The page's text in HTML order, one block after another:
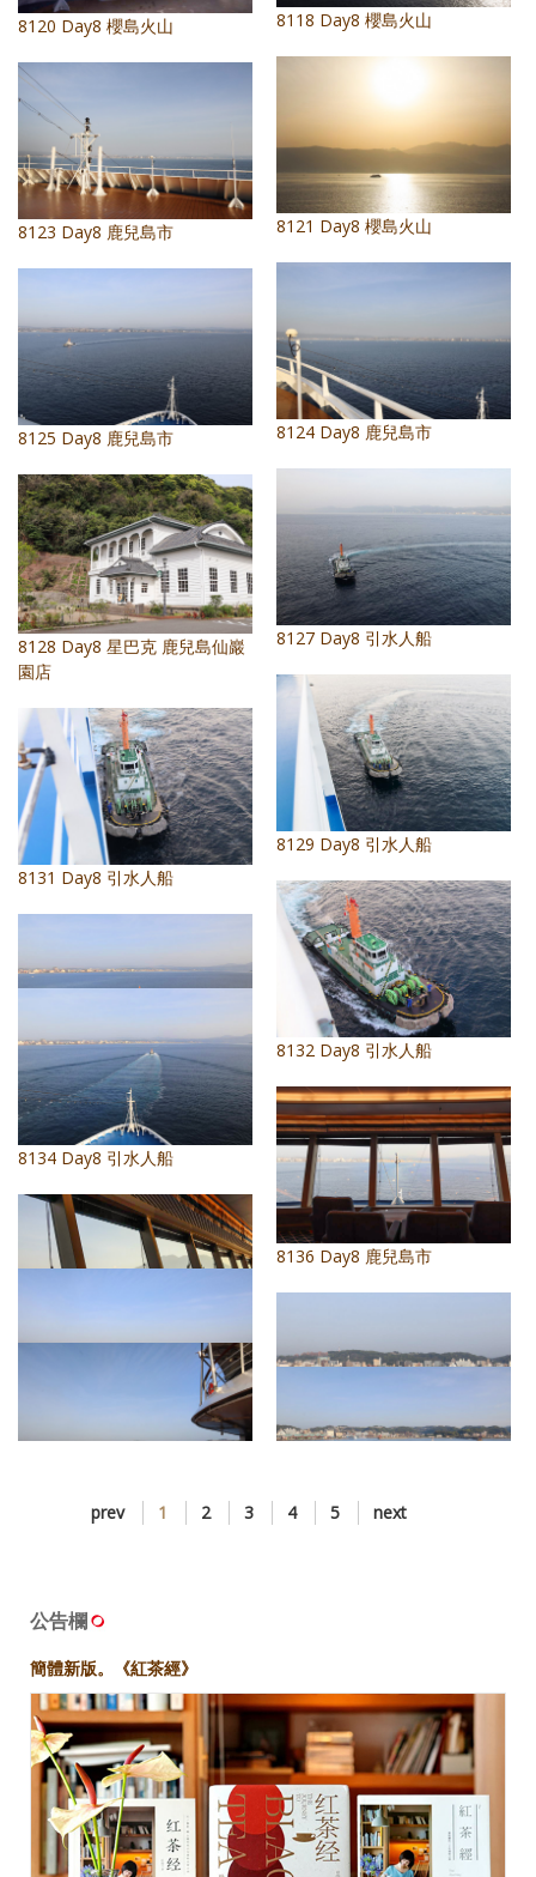
媒體報導一覽
合作與代言
訂閱電子報
8118 Day8 櫻島火山
8120 Day8 櫻島火山
8121 Day8 櫻島火山
8123 Day8 鹿兒島市
8124 Day8 鹿兒島市
8125 Day8 鹿兒島市
8127 Day8 引水人船
8128 Day8 星巴克 鹿兒島仙巖
園店
8129 Day8 引水人船
8131 Day8 引水人船
8132 Day8 引水人船
8133 Day8 引水人船
8134 Day8 引水人船
8136 Day8 鹿兒島市
8139 Day8 鹿兒島市
8142 Day8 鹿兒島市
prev 1 2 3 4 5 next
公告欄
簡體新版。《紅茶經》